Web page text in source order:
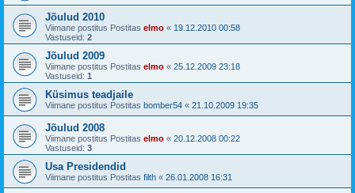
Jõulud 2010
Viimane postitus Postitas elmo « 19.12.2010 00:58
Vastuseid: 2
Jõulud 2009
Viimane postitus Postitas elmo « 25.12.2009 23:18
Vastuseid: 1
Küsimus teadjaile
Viimane postitus Postitas bomber54 « 21.10.2009 19:35
Jõulud 2008
Viimane postitus Postitas elmo « 20.12.2008 00:22
Vastuseid: 3
Usa Presidendid
Viimane postitus Postitas filth « 26.01.2008 16:31